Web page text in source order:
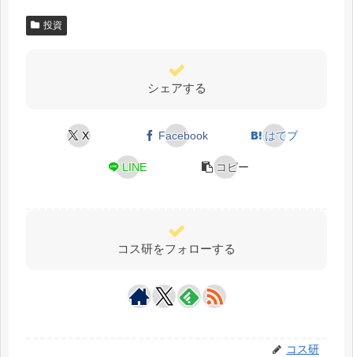
投資
シェアする
X Facebook はてブ
LINE コピー
コス研をフォローする
コス研